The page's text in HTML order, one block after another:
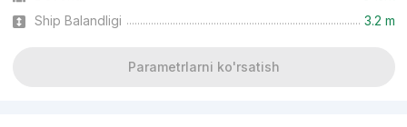
Ship Balandligi
3.2 m
Parametrlarni ko'rsatish